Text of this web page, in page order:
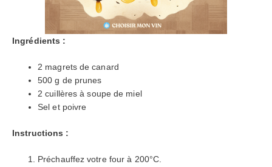
Ingrédients :
2 magrets de canard
500 g de prunes
2 cuillères à soupe de miel
Sel et poivre
Instructions :
Préchauffez votre four à 200°C.